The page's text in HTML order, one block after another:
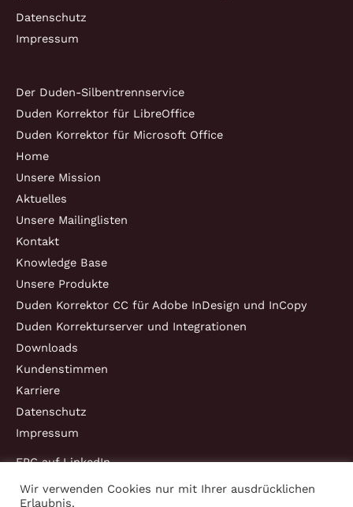
Datenschutz
Impressum
Der Duden-Silbentrennservice
Duden Korrektor für LibreOffice
Duden Korrektor für Microsoft Office
Home
Unsere Mission
Aktuelles
Unsere Mailinglisten
Kontakt
Knowledge Base
Unsere Produkte
Duden Korrektor CC für Adobe InDesign und InCopy
Duden Korrekturserver und Integrationen
Downloads
Kundenstimmen
Karriere
Datenschutz
Impressum
EPC auf LinkedIn
Wir verwenden Cookies nur mit Ihrer ausdrücklichen
Erlaubnis.